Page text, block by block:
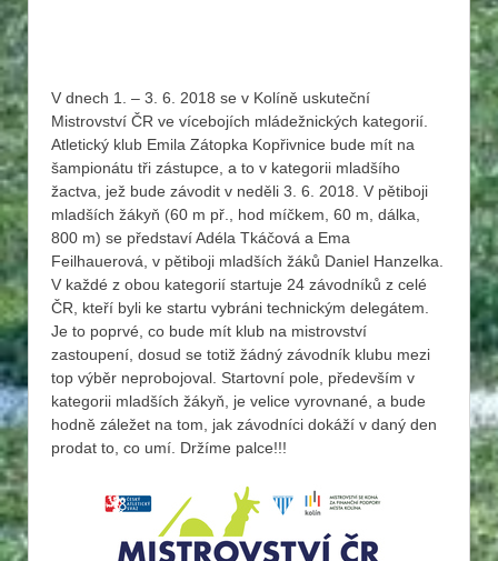
V dnech 1. – 3. 6. 2018 se v Kolíně uskuteční
Mistrovství ČR ve vícebojích mládežnických kategorií.
Atletický klub Emila Zátopka Kopřivnice bude mít na
šampionátu tři zástupce, a to v kategorii mladšího
žactva, jež bude závodit v neděli 3. 6. 2018. V pětiboji
mladších žákyň (60 m př., hod míčkem, 60 m, dálka,
800 m) se představí Adéla Tkáčová a Ema
Feilhauerová, v pětiboji mladších žáků Daniel Hanzelka.
V každé z obou kategorií startuje 24 závodníků z celé
ČR, kteří byli ke startu vybráni technickým delegátem.
Je to poprvé, co bude mít klub na mistrovství
zastoupení, dosud se totiž žádný závodník klubu mezi
top výběr neprobojoval. Startovní pole, především v
kategorii mladších žákyň, je velice vyrovnané, a bude
hodně záležet na tom, jak závodníci dokáží v daný den
prodat to, co umí. Držíme palce!!!